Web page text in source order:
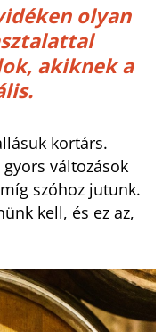
olyan
akiknek a
kortárs.
változások
szóhoz jutunk.
kell, és ez az,